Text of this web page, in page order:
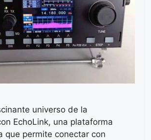
universo de la
EchoLink, una plataforma
que permite conectar con